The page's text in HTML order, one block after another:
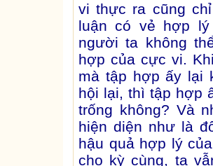
vi thực ra cũng
luận có vẻ hợp
người ta không
hợp của cực vi.
mà tập hợp ấy lại
hội lại, thì tập hợp
trống không? Và
hiện diện như là
hậu quả hợp lý
cho kỳ cùng, ta